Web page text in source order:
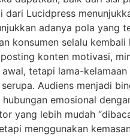
Lucidpress
adanya pola yang
konsumen selalu
konten motivasi,
tetapi lama-kelamaan
Audiens menjadi
emosional
yang lebih mudah
menggunakan